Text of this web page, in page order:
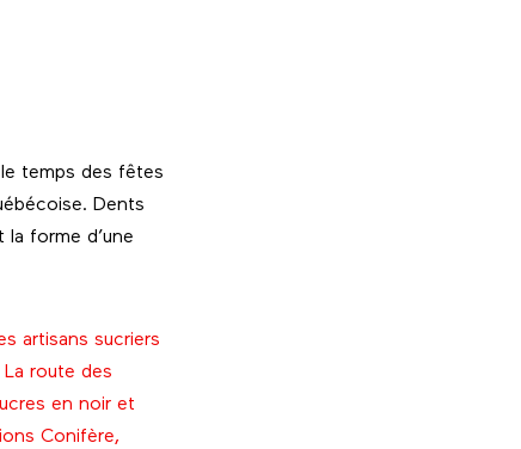
temps des fêtes
Dents
la forme d’une
artisans sucriers
route des
en noir et
Conifère,